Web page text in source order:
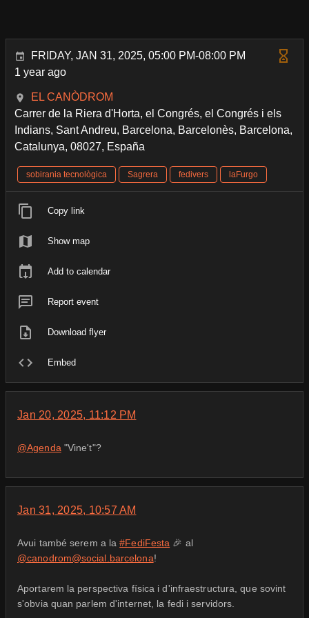
FRIDAY, JAN 31, 2025, 05:00 PM-08:00 PM
1 year ago
EL CANÒDROM
Carrer de la Riera d'Horta, el Congrés, el Congrés i els
Indians, Sant Andreu, Barcelona, Barcelonès, Barcelona,
Catalunya, 08027, España
sobirania tecnològica Sagrera fedivers laFurgo
Copy link
Show map
Add to calendar
Report event
Download flyer
Embed
Jan 20, 2025, 11:12 PM
@Agenda "Vine't"?
Jan 31, 2025, 10:57 AM
Avui també serem a la#FediFesta 🎉 al
@canodrom@social.barcelona!
Aportarem la perspectiva física i d'infraestructura, que sovint
s'obvia quan parlem d'internet, la fedi i servidors.